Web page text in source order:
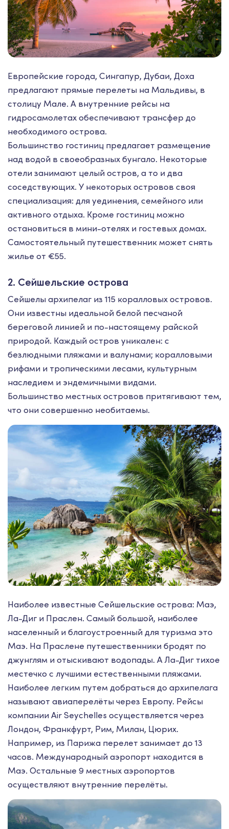
Европейские города, Сингапур, Дубаи, Доха
предлагают прямые перелеты на Мальдивы, в
столицу Мале. А внутренние рейсы на
гидросамолетах обеспечивают трансфер до
необходимого острова.
Большинство гостиниц предлагает размещение
над водой в своеобразных бунгало. Некоторые
отели занимают целый остров, а то и два
соседствующих. У некоторых островов своя
специализация: для уединения, семейного или
активного отдыха. Кроме гостиниц можно
остановиться в мини-отелях и гостевых домах.
Самостоятельный путешественник может снять
жилье от €55.
2. Сейшельские острова
Сейшелы архипелаг из 115 коралловых островов.
Они известны идеальной белой песчаной
береговой линией и по-настоящему райской
природой. Каждый остров уникален: с
безлюдными пляжами и валунами; коралловыми
рифами и тропическими лесами, культурным
наследием и эндемичными видами.
Большинство местных островов притягивают тем,
что они совершенно необитаемы.
Наиболее известные Сейшельские острова: Маэ,
Ла-Диг и Праслен. Самый большой, наиболее
населенный и благоустроенный для туризма это
Маэ. На Праслене путешественники бродят по
джунглям и отыскивают водопады. А Ла-Диг тихое
местечко с лучшими естественными пляжами.
Наиболее легким путем добраться до архипелага
называют авиаперелёты через Европу. Рейсы
компании Air Seychelles осуществляется через
Лондон, Франкфурт, Рим, Милан, Цюрих.
Например, из Парижа перелет занимает до 13
часов. Международный аэропорт находится в
Маэ. Остальные 9 местных аэропортов
осуществляют внутренние перелёты.